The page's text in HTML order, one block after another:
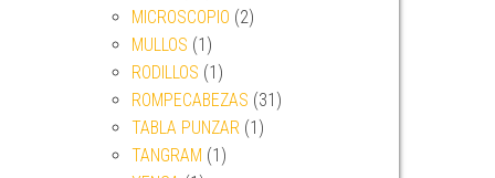
MICROSCOPIO (2)
MULLOS (1)
RODILLOS (1)
ROMPECABEZAS (31)
TABLA PUNZAR (1)
TANGRAM (1)